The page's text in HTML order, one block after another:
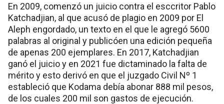
En 2009, comenzó un juicio contra el esccritor Pablo
Katchadjian, al que acusó de plagio en 2009 por El
Aleph engordado, un texto en el que le agregó 5600
palabras al original y publicóen una edición pequeña
de apenas 200 ejemplares. En 2017, Katchadjian
ganó el juicio y en 2021 fue dictaminado la falta de
mérito y esto derivó en que el juzgado Civil Nº 1
estableció que Kodama debía abonar 888 mil pesos,
de los cuales 200 mil son gastos de ejecución.